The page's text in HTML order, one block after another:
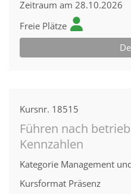
Zeitraum am 28.10.2026
Freie Plätze
Kursnr. 18515
Führen nach
Kennzahlen
Kategorie Management
Kursformat Präsenz